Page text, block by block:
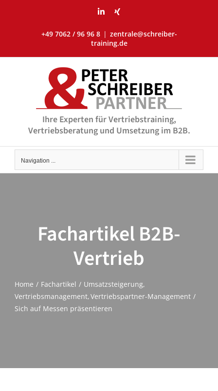
LinkedIn
Xing
+49 7062 / 96 96 8 | zentrale@schreiber-
training.de
Ihre Experten für Vertriebstraining,
Vertriebsberatung und Umsetzung im B2B.
Navigation ...
Fachartikel B2B-
Vertrieb
Home Fachartikel
Umsatzsteigerung
Vertriebsmanagement Vertriebspartner-Management
Sich auf Messen präsentieren